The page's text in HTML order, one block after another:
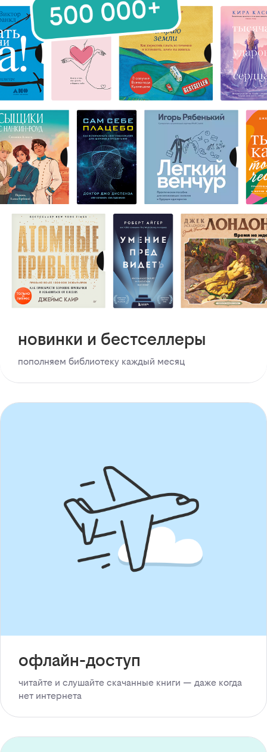
новинки и бестселлеры
пополняем библиотеку каждый месяц
офлайн-доступ
читайте и слушайте скачанные книги — даже когда
нет интернета